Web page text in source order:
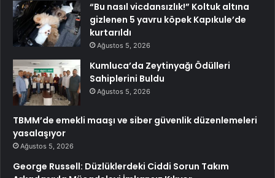
“Bu nasıl vicdansızlık!” Koltuk altına
gizlenen 5 yavru köpek Kapıkule’de
kurtarıldı
Ağustos 5, 2026
Kumluca’da Zeytinyağı Ödülleri
Sahiplerini Buldu
Ağustos 5, 2026
TBMM’de emekli maaşı ve siber güvenlik düzenlemeleri
yasalaşıyor
Ağustos 5, 2026
George Russell: Düzlüklerdeki Ciddi Sorun Takım